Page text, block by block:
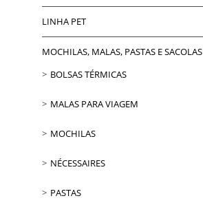
LINHA PET
MOCHILAS, MALAS, PASTAS E SACOLAS
BOLSAS TÉRMICAS
MALAS PARA VIAGEM
MOCHILAS
NÉCESSAIRES
PASTAS